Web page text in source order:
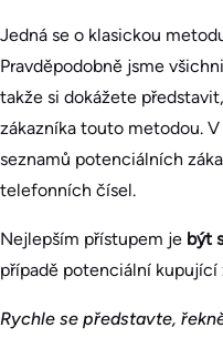
Jedná se o klasickou
Pravděpodobně jsme
takže si dokážete
zákazníka touto metodou.
seznamů potenciálních
telefonních čísel.
Nejlepším přístupem je být
případě potenciální kupující
Rychle se představte,